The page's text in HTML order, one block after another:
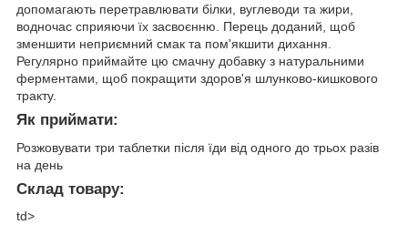
допомагають перетравлювати білки, вуглеводи та жири,
водночас сприяючи їх засвоєнню. Перець доданий, щоб
зменшити неприємний смак та пом'якшити дихання.
Регулярно приймайте цю смачну добавку з натуральними
ферментами, щоб покращити здоров'я шлунково-кишкового
тракту.
Як приймати:
Розжовувати три таблетки після їди від одного до трьох разів
на день
Склад товару:
td>